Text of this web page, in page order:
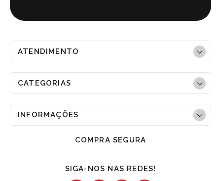
CATEGORIAS
INFORMAÇÕES
COMPRA SEGURA
ATENDIMENTO
SIGA-NOS NAS REDES!